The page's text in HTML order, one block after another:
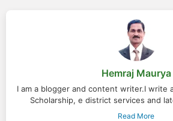
Hemraj Maurya
I am a blogger and content writer.I write
Scholarship, e district services and
Read More